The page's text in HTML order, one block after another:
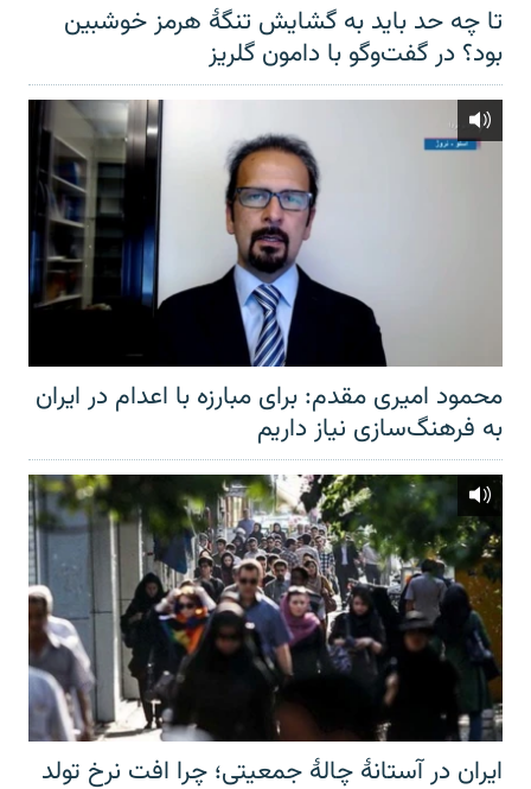
تا چه حد باید به گشایش تنگهٔ هرمز خوشبین
بود؟ در گفت‌وگو با دامون گلریز
محمود امیری مقدم: برای مبارزه با اعدام در ایران
به فرهنگ‌سازی نیاز داریم
ایران در آستانهٔ چالهٔ جمعیتی؛ چرا افت نرخ تولد